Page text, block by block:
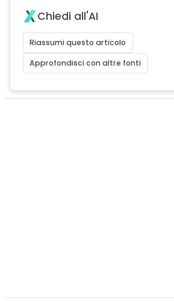
Chiedi all'AI
Riassumi questo articolo
Approfondisci con altre fonti